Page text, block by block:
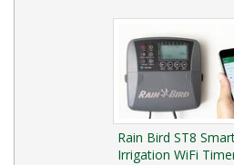
Rain Bird ST8
Irrigation WiFi